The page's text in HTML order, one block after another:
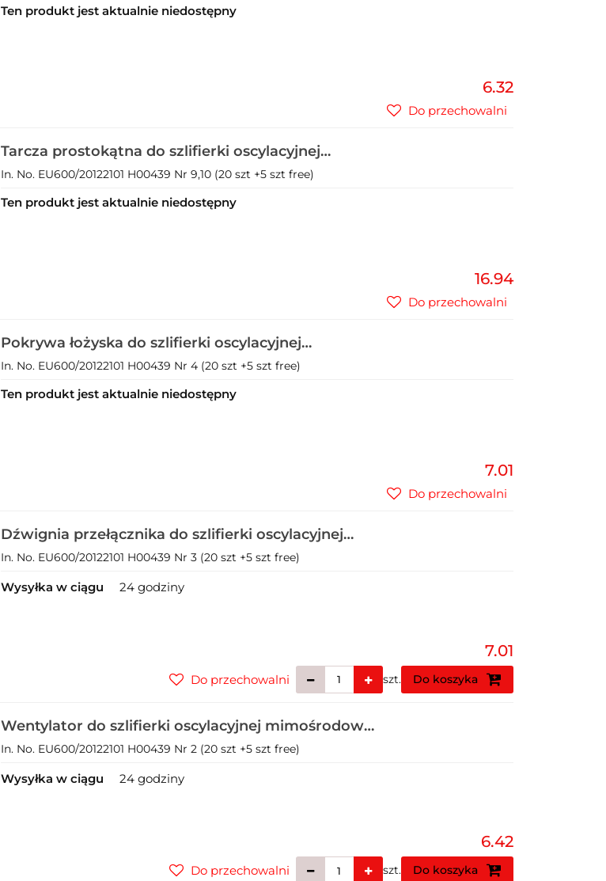
Ten produkt jest aktualnie niedostępny
6.32
Do przechowalni
Tarcza prostokątna do szlifierki oscylacyjnej
mimośrodowej 3w1 230V (1)
In. No. EU600/20122101 H00439 Nr 9,10 (20 szt +5 szt free)
Ten produkt jest aktualnie niedostępny
16.94
Do przechowalni
Pokrywa łożyska do szlifierki oscylacyjnej
mimośrodowej 3w1 230V (1)
In. No. EU600/20122101 H00439 Nr 4 (20 szt +5 szt free)
Ten produkt jest aktualnie niedostępny
7.01
Do przechowalni
Dźwignia przełącznika do szlifierki oscylacyjnej
mimośrodowej 3w1 230V (1)
In. No. EU600/20122101 H00439 Nr 3 (20 szt +5 szt free)
Wysyłka w ciągu 24 godziny
7.01
szt. Do koszyka
Do przechowalni
Wentylator do szlifierki oscylacyjnej mimośrodowej
3w1 230V (1)
In. No. EU600/20122101 H00439 Nr 2 (20 szt +5 szt free)
Wysyłka w ciągu 24 godziny
6.42
szt. Do koszyka
Do przechowalni